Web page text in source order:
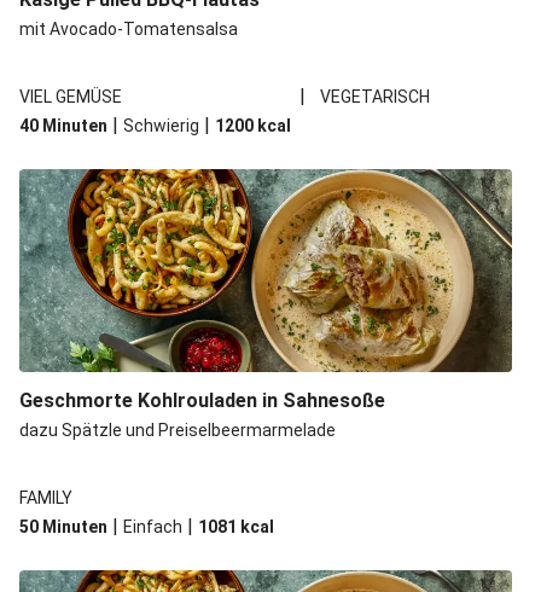
Bio-Halloumi auf Bohnenstampf
Marokkanischer Kichererbsen-Eintopf mit extra Bio-
Feta
Marokkanischer Kichererbsen-Gemüseeintopf
mit Avocado-Tomatensalsa
VIEL GEMÜSE |
VEGETARISCH
40 Minuten | Schwierig | 1200 kcal
Geschmorte Kohlrouladen in Sahnesoße
dazu Spätzle und Preiselbeermarmelade
FAMILY
50 Minuten | Einfach | 1081 kcal